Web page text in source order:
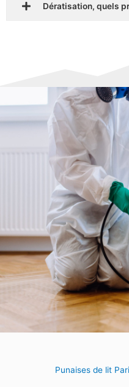
Dératisation, quels
Punaises de lit